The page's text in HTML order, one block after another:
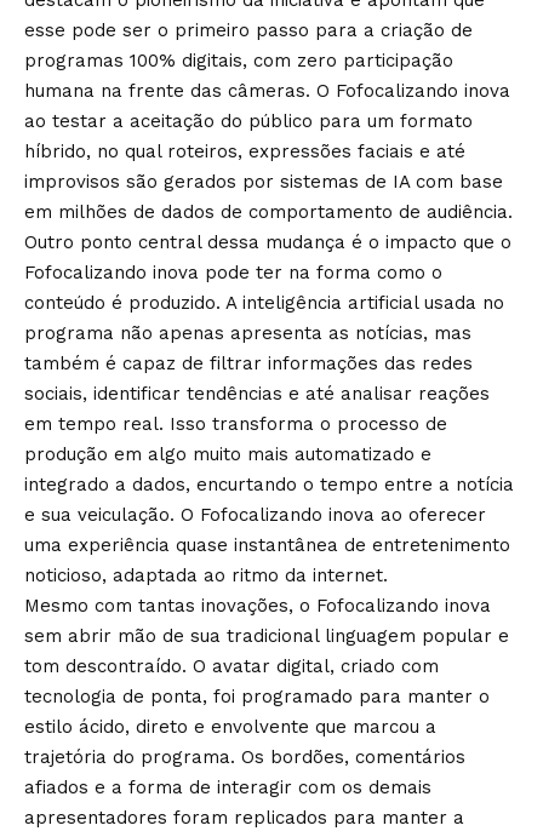
esse pode ser o primeiro passo para a criação de
programas 100% digitais, com zero participação
humana na frente das câmeras. O Fofocalizando inova
ao testar a aceitação do público para um formato
híbrido, no qual roteiros, expressões faciais e até
improvisos são gerados por sistemas de IA com base
em milhões de dados de comportamento de audiência.
Outro ponto central dessa mudança é o impacto que o
Fofocalizando inova pode ter na forma como o
conteúdo é produzido. A inteligência artificial usada no
programa não apenas apresenta as notícias, mas
também é capaz de filtrar informações das redes
sociais, identificar tendências e até analisar reações
em tempo real. Isso transforma o processo de
produção em algo muito mais automatizado e
integrado a dados, encurtando o tempo entre a notícia
e sua veiculação. O Fofocalizando inova ao oferecer
uma experiência quase instantânea de entretenimento
noticioso, adaptada ao ritmo da internet.
Mesmo com tantas inovações, o Fofocalizando inova
sem abrir mão de sua tradicional linguagem popular e
tom descontraído. O avatar digital, criado com
tecnologia de ponta, foi programado para manter o
estilo ácido, direto e envolvente que marcou a
trajetória do programa. Os bordões, comentários
afiados e a forma de interagir com os demais
apresentadores foram replicados para manter a